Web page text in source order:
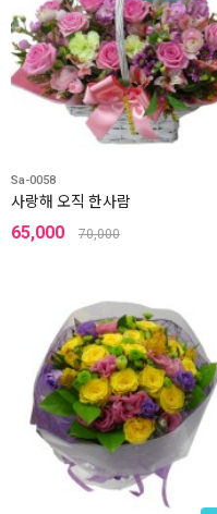
Sa-0058
사랑해 오직 한사람
65,000 70,000